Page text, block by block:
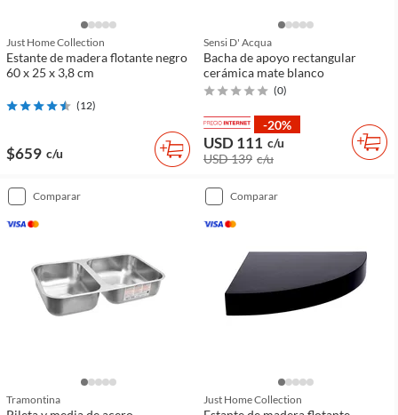
Just Home Collection
Estante de madera flotante negro
60 x 25 x 3,8 cm
(12)
$659 c/u
Sensi D' Acqua
Bacha de apoyo rectangular
cerámica mate blanco
(0)
-20%
USD 111 c/u
USD 139 c/u
comparar
Tramontina
comparar
Just Home Collection